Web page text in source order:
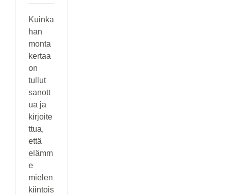
Kuinka
han
monta
kertaa
on
tullut
sanott
ua ja
kirjoite
ttua,
että
elämm
e
mielen
kiintois